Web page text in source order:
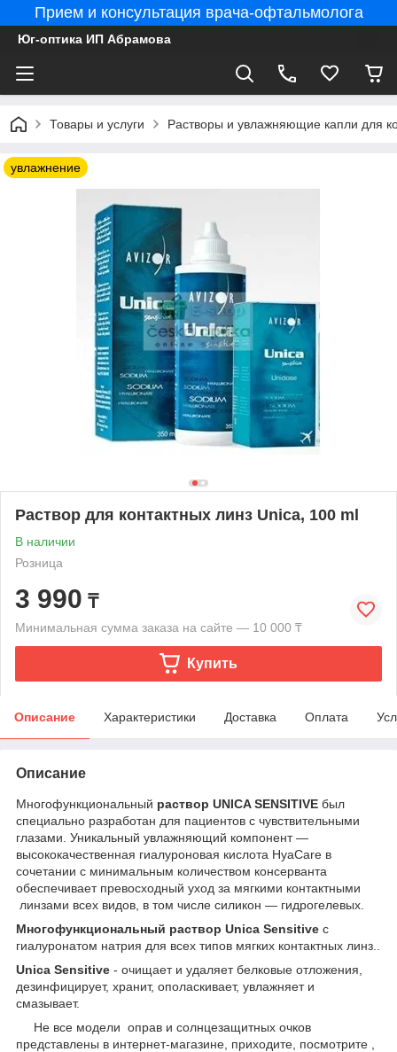
Прием и консультация врача-офтальмолога
Юг-оптика ИП Абрамова
Товары и услуги Растворы и увлажняющие капли для
увлажнение
Раствор для контактных линз Unica, 100 ml
В наличии
Розница
3 990 ₸
Минимальная сумма заказа на сайте — 10 000 ₸
Купить
Описание Характеристики Доставка Оплата
Описание
Многофункциональный раствор UNICA SENSITIVE был
специально разработан для пациентов с чувствительными
глазами. Уникальный увлажняющий компонент ―
высококачественная гиалуроновая кислота HyaCare в
сочетании с минимальным количеством консерванта
обеспечивает превосходный уход за мягкими контактными
линзами всех видов, в том числе силикон ― гидрогелевых.
Многофункциональный раствор Unica Sensitive с
гиалуронатом натрия для всех типов мягких контактных линз..
Unica Sensitive - очищает и удаляет белковые отложения,
дезинфицирует, хранит, ополаскивает, увлажняет и
смазывает.
Не все модели оправ и солнцезащитных очков
представлены в интернет-магазине, приходите, посмотрите ,